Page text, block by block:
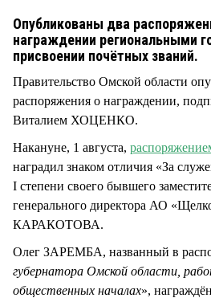
Опубликованы два
награждении региональными
присвоении почётных званий.
Правительство Омской области
распоряжения о награждении,
Виталием ХОЦЕНКО.
Накануне, 1 августа,
наградил знаком отличия «За
I степени своего бывшего
генерального директора АО
КАРАКОТОВА.
Олег ЗАРЕМБА, названный в
губернатора Омской области,
общественных началах»,